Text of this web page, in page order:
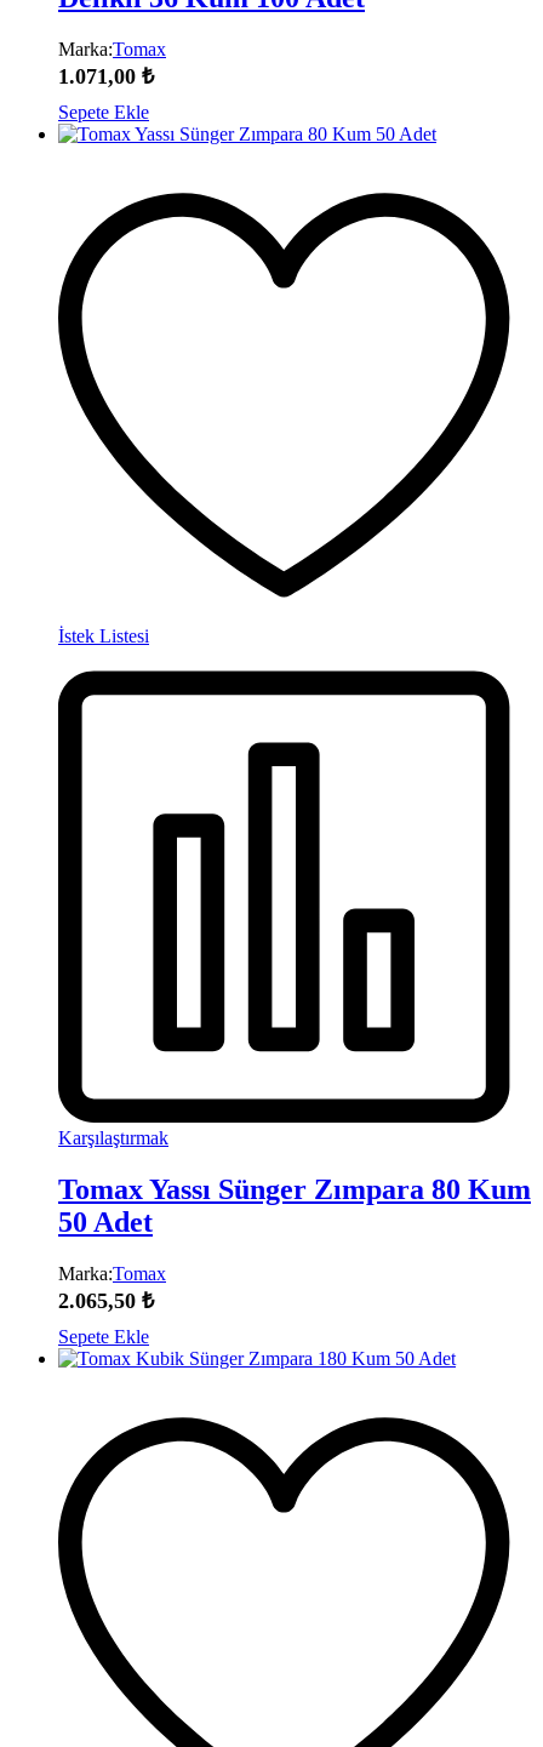
Marka:Tomax
1.071,00 ₺
Sepete Ekle
İstek Listesi
Karşılaştırmak
Tomax Yassı Sünger Zımpara 80 Kum
50 Adet
Marka:Tomax
2.065,50 ₺
Sepete Ekle